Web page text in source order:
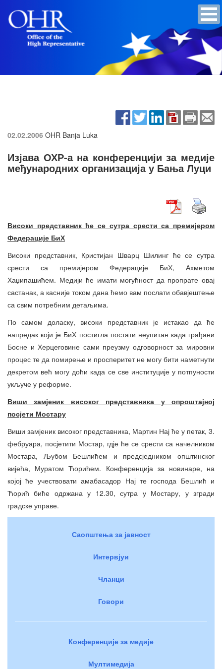
02.02.2006 OHR Banja Luka
Изјава ОХР-а на конференцији за медије
међународних организација у Бања Луци
Високи представник ће се сутра срести са премијером
Федерације БиХ
Високи представник, Кристијан Шварц Шилинг ће се сутра
срести са премијером Федерације БиХ, Ахметом
Хаџипашићем. Медији ће имати могућност да пропрате овај
састанак, а касније током дана ћемо вам послати обавјештење
са свим потребним детаљима.
По самом доласку, високи представник је истакао да ће
напредак који је БиХ постигла постати неупитан када грађани
Босне и Херцеговине сами преузму одговорност за мировни
процес те да помирење и просперитет не могу бити наметнути
декретом већ могу доћи када се све институције у потпуности
укључе у реформе.
Виши замјеник високог представника у опроштајној
посјети Мостару
Виши замјеник високог представника, Мартин Нај ће у петак, 3.
фебруара, посјетити Мостар, гдје ће се срести са начелником
Мостара, Љубом Бешлићем и предсједником општинског
вијећа, Муратом Ћорићем. Конференција за новинаре, на
којој ће учествовати амабасадор Нај те господа Бешлић и
Ћорић биће одржана у 12.30, сутра у Мостару, у згради
градске управе.
Саопштења за јавност
Интервјуи
Чланци
Говори
Конференције за медије
Мултимедија